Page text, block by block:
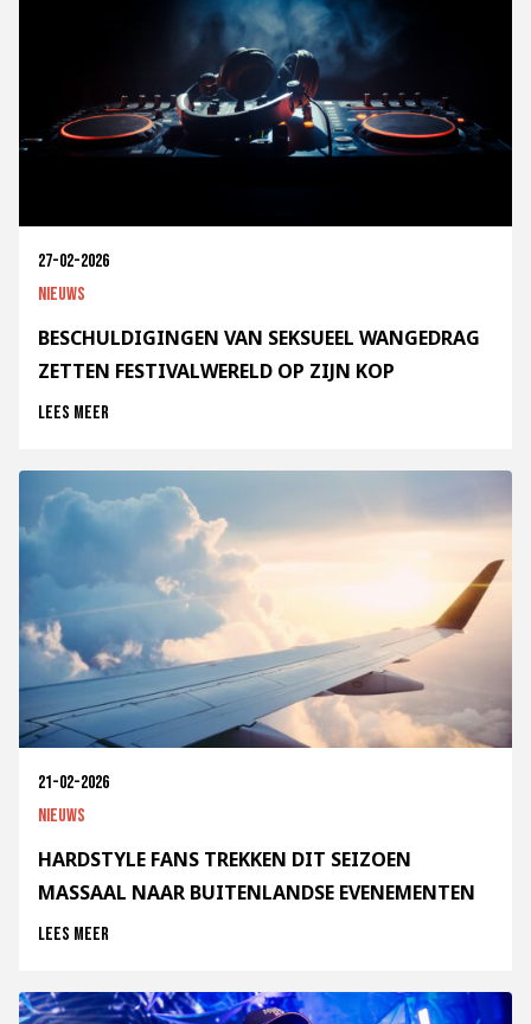
27-02-2026
Nieuws
BESCHULDIGINGEN VAN SEKSUEEL WANGEDRAG
ZETTEN FESTIVALWERELD OP ZIJN KOP
Lees meer
21-02-2026
Nieuws
HARDSTYLE FANS TREKKEN DIT SEIZOEN
MASSAAL NAAR BUITENLANDSE EVENEMENTEN
Lees meer